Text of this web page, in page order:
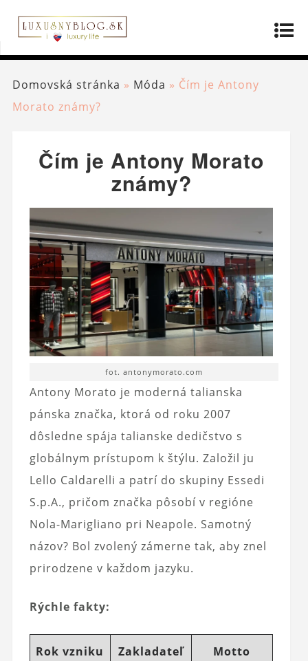
Domovská stránka » Móda » Čím je Antony
Morato známy?
Čím je Antony Morato
známy?
fot. antonymorato.com
Antony Morato je moderná talianska
pánska značka, ktorá od roku 2007
dôsledne spája talianske dedičstvo s
globálnym prístupom k štýlu. Založil ju
Lello Caldarelli a patrí do skupiny Essedi
S.p.A., pričom značka pôsobí v regióne
Nola-Marigliano pri Neapole. Samotný
názov? Bol zvolený zámerne tak, aby znel
prirodzene v každom jazyku.
Rýchle fakty:
Rok vzniku Zakladateľ
Motto